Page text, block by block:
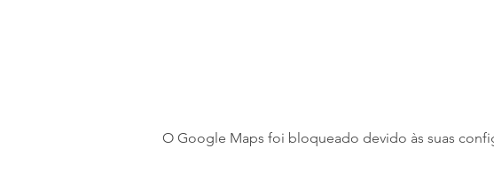
O Google Maps foi bloqueado devido às suas